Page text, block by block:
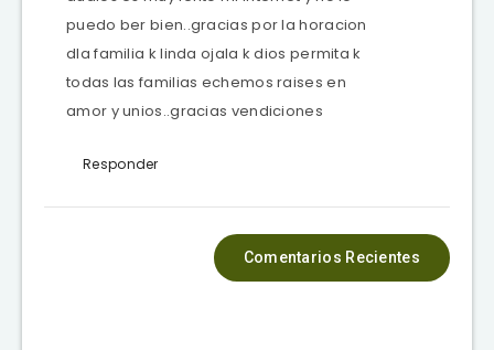
puedo ber bien..gracias por la horacion
dla familia k linda ojala k dios permita k
todas las familias echemos raises en
amor y unios..gracias vendiciones
Responder
Comentarios Recientes